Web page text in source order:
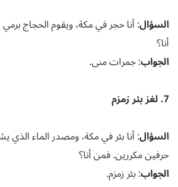
السؤال: أنا حجر في مكة، ويقوم الحجاج
أنا؟
الجواب: جمرات منى.
7. لغز بئر زمزم
السؤال: أنا بئر في مكة، ومصدر الماء الذي
حرفين مكررين. فمن أنا؟
الجواب: بئر زمزم.